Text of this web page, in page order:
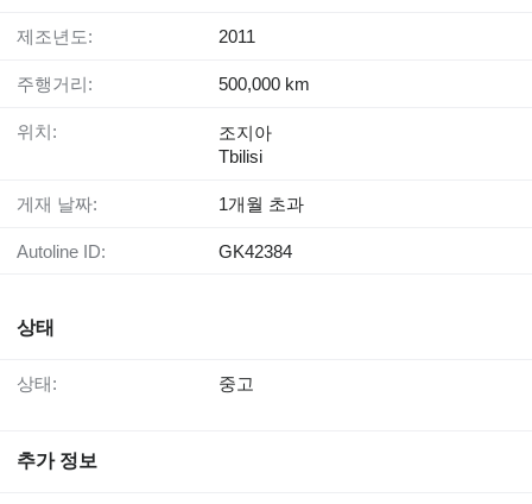
제조년도: 2011
주행거리: 500,000 km
위치:
조지아
Tbilisi
게재 날짜: 1개월 초과
Autoline ID: GK42384
상태
상태: 중고
추가 정보